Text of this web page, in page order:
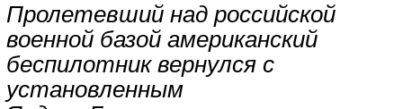
Пролетевший над российской
военной базой американский
беспилотник вернулся с
установленным